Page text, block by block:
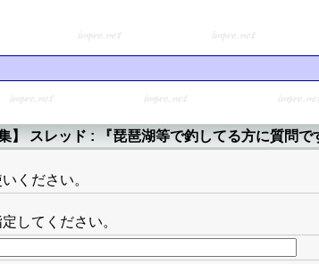
】 スレッド : 『琵琶湖等で釣してる方に質問で
ください。
してください。